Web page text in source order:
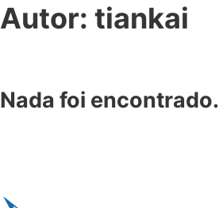
Autor: tiankai
Nada foi encontrado.